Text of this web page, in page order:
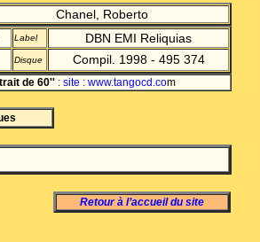
Chanel, Roberto
Label DBN EMI Reliquias
Disque Compil. 1998 - 495 374
de 60'' : site : www.tangocd.com
Retour à l’accueil du site